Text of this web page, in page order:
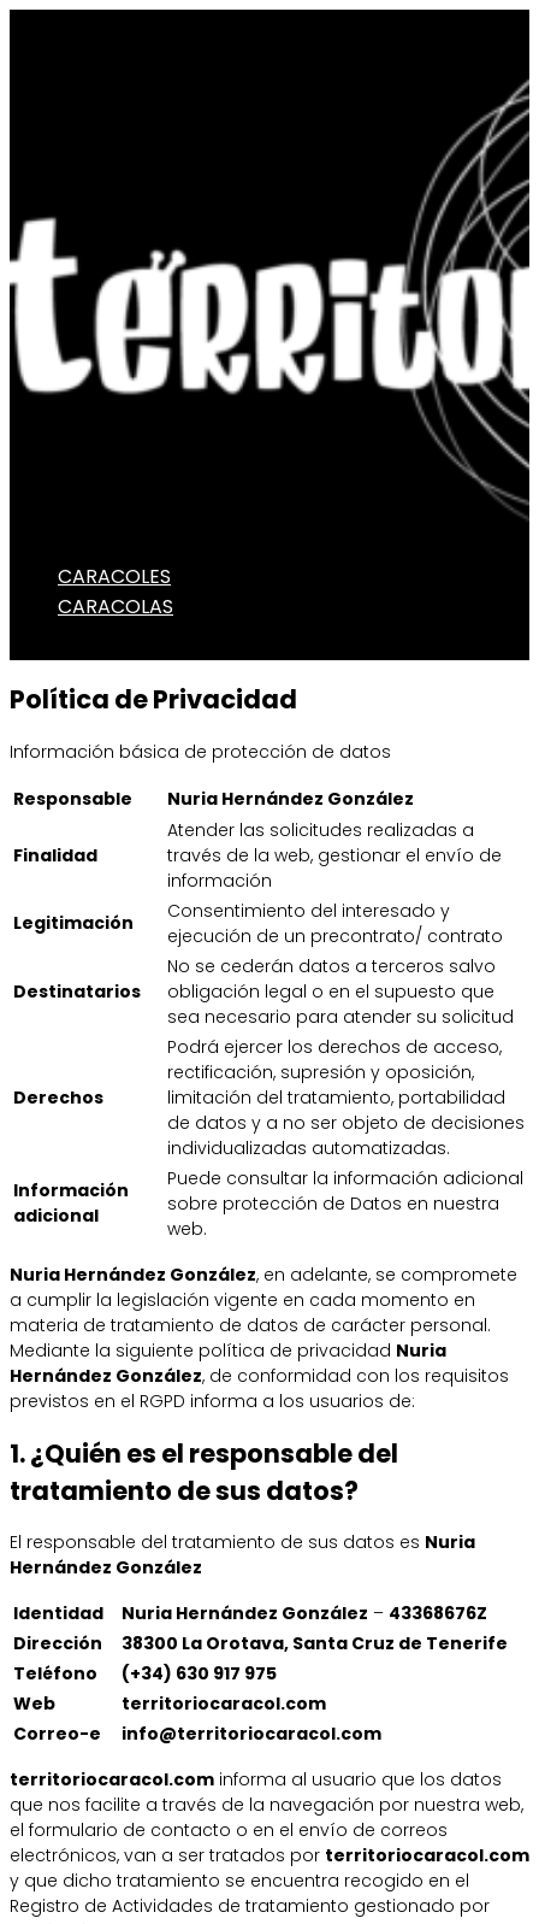
CARACOLES
CARACOLAS
Política de Privacidad
Información básica de protección de datos
Responsable
Nuria Hernández González
Finalidad
Atender las solicitudes realizadas a
través de la web, gestionar el envío de
información
Legitimación
Consentimiento del interesado y
ejecución de un precontrato/ contrato
Destinatarios
No se cederán datos a terceros salvo
obligación legal o en el supuesto que
sea necesario para atender su solicitud
Derechos
Podrá ejercer los derechos de acceso,
rectificación, supresión y oposición,
limitación del tratamiento, portabilidad
de datos y a no ser objeto de decisiones
individualizadas automatizadas.
Información
adicional
Puede consultar la información adicional
sobre protección de Datos en nuestra
web.
Nuria Hernández González, en adelante, se compromete
a cumplir la legislación vigente en cada momento en
materia de tratamiento de datos de carácter personal.
Mediante la siguiente política de privacidad Nuria
Hernández González, de conformidad con los requisitos
previstos en el RGPD informa a los usuarios de:
1. ¿Quién es el responsable del
tratamiento de sus datos?
El responsable del tratamiento de sus datos es Nuria
Hernández González
Identidad
Nuria Hernández González – 43368676Z
Dirección
38300 La Orotava, Santa Cruz de Tenerife
Teléfono
(+34) 630 917 975
Web
territoriocaracol.com
Correo-e
info@territoriocaracol.com
territoriocaracol.com informa al usuario que los datos
que nos facilite a través de la navegación por nuestra web,
el formulario de contacto o en el envío de correos
electrónicos, van a ser tratados por territoriocaracol.com
y que dicho tratamiento se encuentra recogido en el
Registro de Actividades de tratamiento gestionado por